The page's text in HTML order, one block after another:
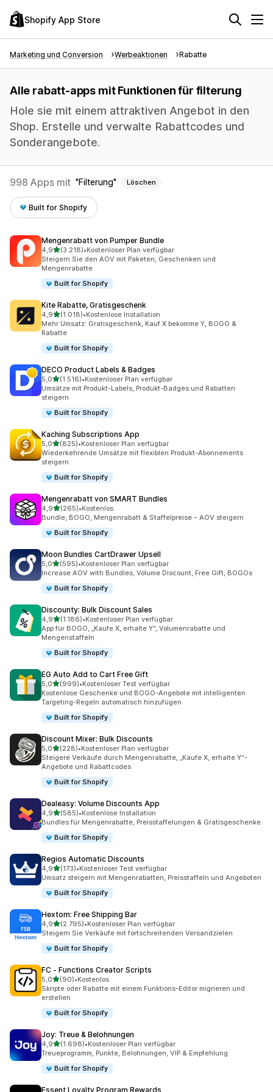
Shopify App Store
Marketing und Conversion Werbeaktionen Rabatte
Alle rabatt-apps mit Funktionen für filterung
Hole sie mit einem attraktiven Angebot in den
Shop. Erstelle und verwalte Rabattcodes und
Sonderangebote.
998 Apps mit Filterung Löschen
Built for Shopify
Mengenrabatt von Pumper Bundle
4,9von 5 Sternen
(3.218)
3218 Rezensionen insgesamt
•Kostenloser Plan verfügbar
Steigern Sie den AOV mit Paketen, Geschenken und
Mengenrabatte
Built for Shopify
Kite Rabatte, Gratisgeschenk
4,9von 5 Sternen
(1.018)
1018 Rezensionen insgesamt
•Kostenlose Installation
Mehr Umsatz: Gratisgeschenk, Kauf X bekomme Y, BOGO &
Rabatte
Built for Shopify
DECO Product Labels & Badges
5,0von 5 Sternen
(1.516)
1516 Rezensionen insgesamt
•Kostenloser Plan verfügbar
Umsätze mit Produkt-Labels, Produkt-Badges und Rabatten
steigern
Built for Shopify
Kaching Subscriptions App
5,0von 5 Sternen
(825)
825 Rezensionen insgesamt
•Kostenloser Plan verfügbar
Wiederkehrende Umsätze mit flexiblen Produkt-Abonnements
steigern
Built for Shopify
Mengenrabatt von SMART Bundles
4,9von 5 Sternen
(265)
265 Rezensionen insgesamt
•Kostenlos
Bundle, BOGO, Mengenrabatt & Staffelpreise – AOV steigern
Built for Shopify
Moon Bundles CartDrawer Upsell
5,0von 5 Sternen
(595)
595 Rezensionen insgesamt
•Kostenloser Plan verfügbar
Increase AOV with Bundles, Volume Discount, Free Gift, BOGOs
Built for Shopify
Discounty: Bulk Discount Sales
4,9von 5 Sternen
(1.186)
1186 Rezensionen insgesamt
•Kostenloser Plan verfügbar
App für BOGO, „Kaufe X, erhalte Y“, Volumenrabatte und
Mengenstaffeln
Built for Shopify
EG Auto Add to Cart Free Gift
5,0von 5 Sternen
(999)
999 Rezensionen insgesamt
•Kostenloser Test verfügbar
Kostenlose Geschenke und BOGO-Angebote mit intelligenten
Targeting-Regeln automatisch hinzufügen
Built for Shopify
Discount Mixer: Bulk Discounts
5,0von 5 Sternen
(228)
228 Rezensionen insgesamt
•Kostenloser Plan verfügbar
Steigere Verkäufe durch Mengenrabatte, „Kaufe X, erhalte Y“-
Angebote und Rabattcodes
Built for Shopify
Dealeasy: Volume Discounts App
4,9von 5 Sternen
(585)
585 Rezensionen insgesamt
•Kostenlose Installation
Bundles für Mengenrabatte, Preisstaffelungen & Gratisgeschenke.
Built for Shopify
Regios Automatic Discounts
4,9von 5 Sternen
(173)
173 Rezensionen insgesamt
•Kostenloser Test verfügbar
Umsatz steigern mit Mengenrabatten, Preisstaffeln und Angeboten
Built for Shopify
Hextom: Free Shipping Bar
4,9von 5 Sternen
(2.795)
2795 Rezensionen insgesamt
•Kostenloser Plan verfügbar
Steigern Sie Verkäufe mit fortschreitenden Versandzielen
Built for Shopify
FC ‑ Functions Creator Scripts
5,0von 5 Sternen
(90)
90 Rezensionen insgesamt
•Kostenlos
Skripte oder Rabatte mit einem Funktions-Editor migrieren und
erstellen
Built for Shopify
Joy: Treue & Belohnungen
4,9von 5 Sternen
(1.698)
1698 Rezensionen insgesamt
•Kostenloser Plan verfügbar
Treueprogramm, Punkte, Belohnungen, VIP & Empfehlung
Built for Shopify
Essent Loyalty Program Rewards